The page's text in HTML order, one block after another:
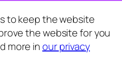
to keep the website
the website for you
more inour privacy